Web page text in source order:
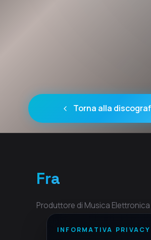
Torna alla
Fra
Produttore di Musica Elettronica
INFORMATIVA PRIVACY